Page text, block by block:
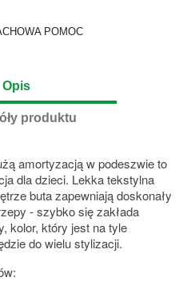
POMOC
Opis
produktu
amortyzacją w podeszwie to
dla dzieci. Lekka tekstylna
buta zapewniają doskonały
- szybko się zakłada
kolor, który jest na tyle
do wielu stylizacji.